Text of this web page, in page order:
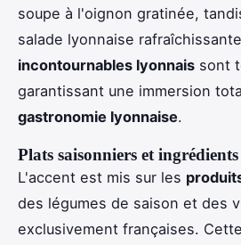
soupe à l'oignon gratinée,
salade lyonnaise
incontournables lyonnais sont
garantissant une immersion
gastronomie lyonnaise.
Plats saisonniers et
L'accent est mis sur les
des légumes de saison et des
exclusivement françaises.